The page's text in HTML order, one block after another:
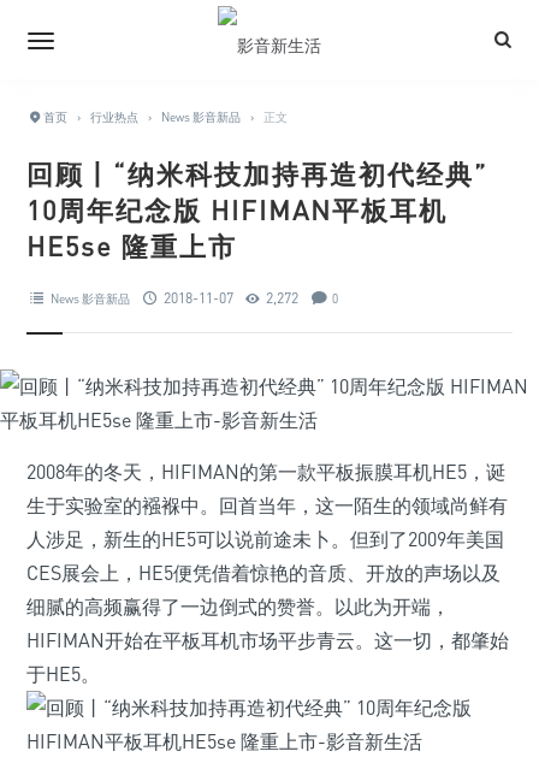
首页 › 行业热点 › News 影音新品 › 正文
回顾丨“纳米科技加持再造初代经典”
10周年纪念版 HIFIMAN平板耳机
HE5se 隆重上市
News 影音新品 2018-11-07 2,272 0
2008年的冬天，HIFIMAN的第一款平板振膜耳机HE5，诞
生于实验室的襁褓中。回首当年，这一陌生的领域尚鲜有
人涉足，新生的HE5可以说前途未卜。但到了2009年美国
CES展会上，HE5便凭借着惊艳的音质、开放的声场以及
细腻的高频赢得了一边倒式的赞誉。以此为开端，
HIFIMAN开始在平板耳机市场平步青云。这一切，都肇始
于HE5。